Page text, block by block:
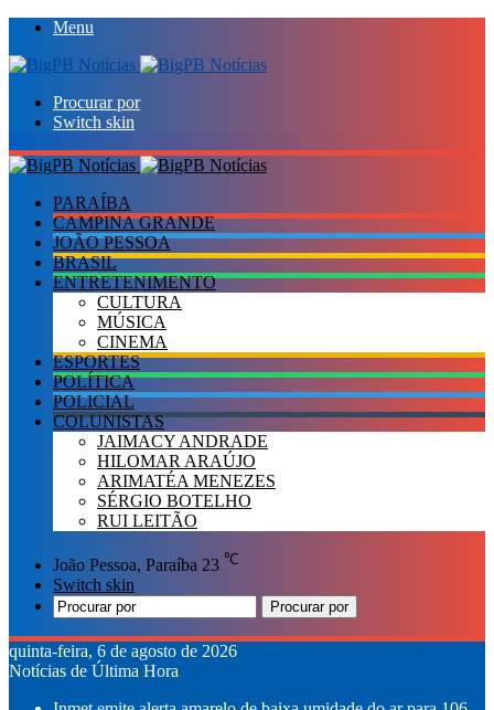
Menu
Procurar por
Switch skin
PARAÍBA
CAMPINA GRANDE
JOÃO PESSOA
BRASIL
ENTRETENIMENTO
CULTURA
MÚSICA
CINEMA
ESPORTES
POLÍTICA
POLICIAL
COLUNISTAS
JAIMACY ANDRADE
HILOMAR ARAÚJO
ARIMATÉA MENEZES
SÉRGIO BOTELHO
RUI LEITÃO
João Pessoa, Paraíba 23 ℃
Switch skin
Procurar por
quinta-feira, 6 de agosto de 2026
Notícias de Última Hora